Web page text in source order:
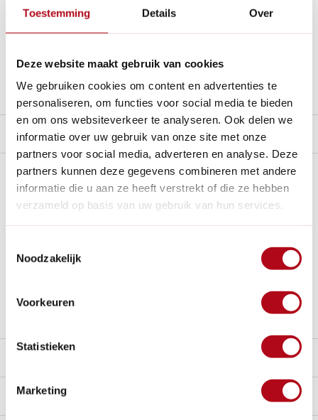
Toestemming Details Over
Deze website maakt gebruik van cookies
We gebruiken cookies om content en advertenties te
personaliseren, om functies voor social media te bieden
en om ons websiteverkeer te analyseren. Ook delen we
informatie over uw gebruik van onze site met onze
partners voor social media, adverteren en analyse. Deze
partners kunnen deze gegevens combineren met andere
informatie die u aan ze heeft verstrekt of die ze hebben
verzameld op basis van uw gebruik van hun services.
Noodzakelijk
Voorkeuren
Statistieken
Marketing
Nederland en €35,- in België.
Nieuw: Haal je bestelling in Wilnis bij ons op!
Stel een vraag over dit product
Product video
Plus- en minpunten
Royale leefruimte: 175 of 562 x 150 x 225 cm.
Gemak in gebruik: eenvoudig onderhoud en ruime
toegangsdeur.
Nachthok + ren in panelen geleverd, dak gemonteerd. Let
op zwaar!
Reviews